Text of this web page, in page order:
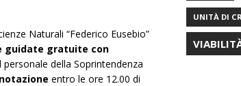
Naturali “Federico Eusebio”
guidate gratuite con
della Soprintendenza
entro le ore 12.00 di
UNITÀ DI